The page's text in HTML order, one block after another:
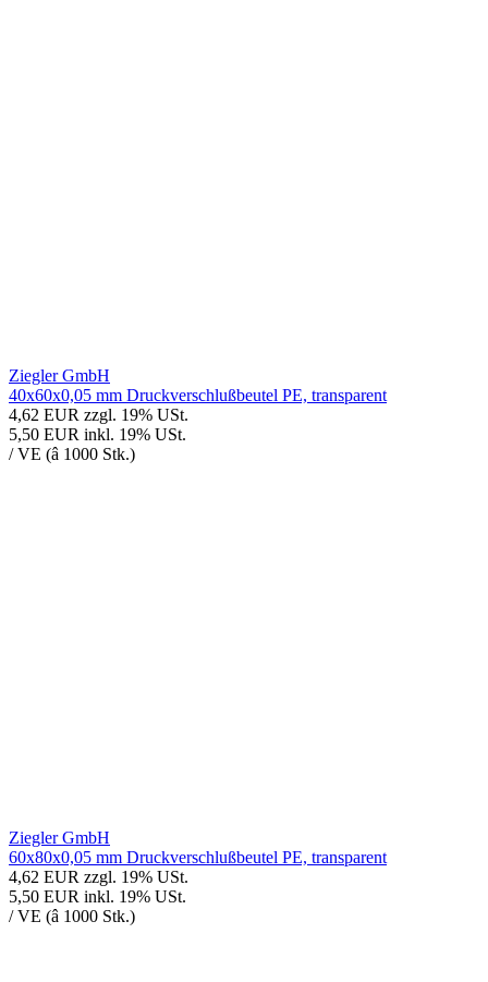
Ziegler GmbH
40x60x0,05 mm Druckverschlußbeutel PE, transparent
4,62 EUR zzgl. 19% USt.
5,50 EUR inkl. 19% USt.
/ VE (â 1000 Stk.)
Ziegler GmbH
60x80x0,05 mm Druckverschlußbeutel PE, transparent
4,62 EUR zzgl. 19% USt.
5,50 EUR inkl. 19% USt.
/ VE (â 1000 Stk.)